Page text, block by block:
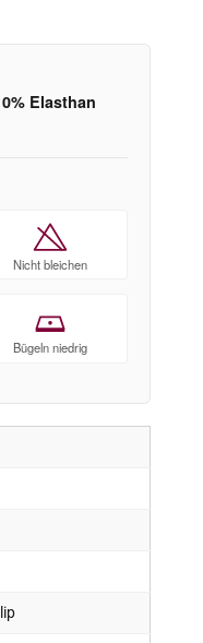
Elasthan
Nicht bleichen
Bügeln niedrig